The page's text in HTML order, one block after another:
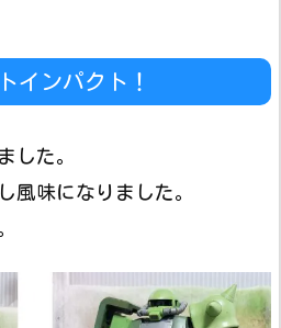
インパクト！
した。
風味になりました。